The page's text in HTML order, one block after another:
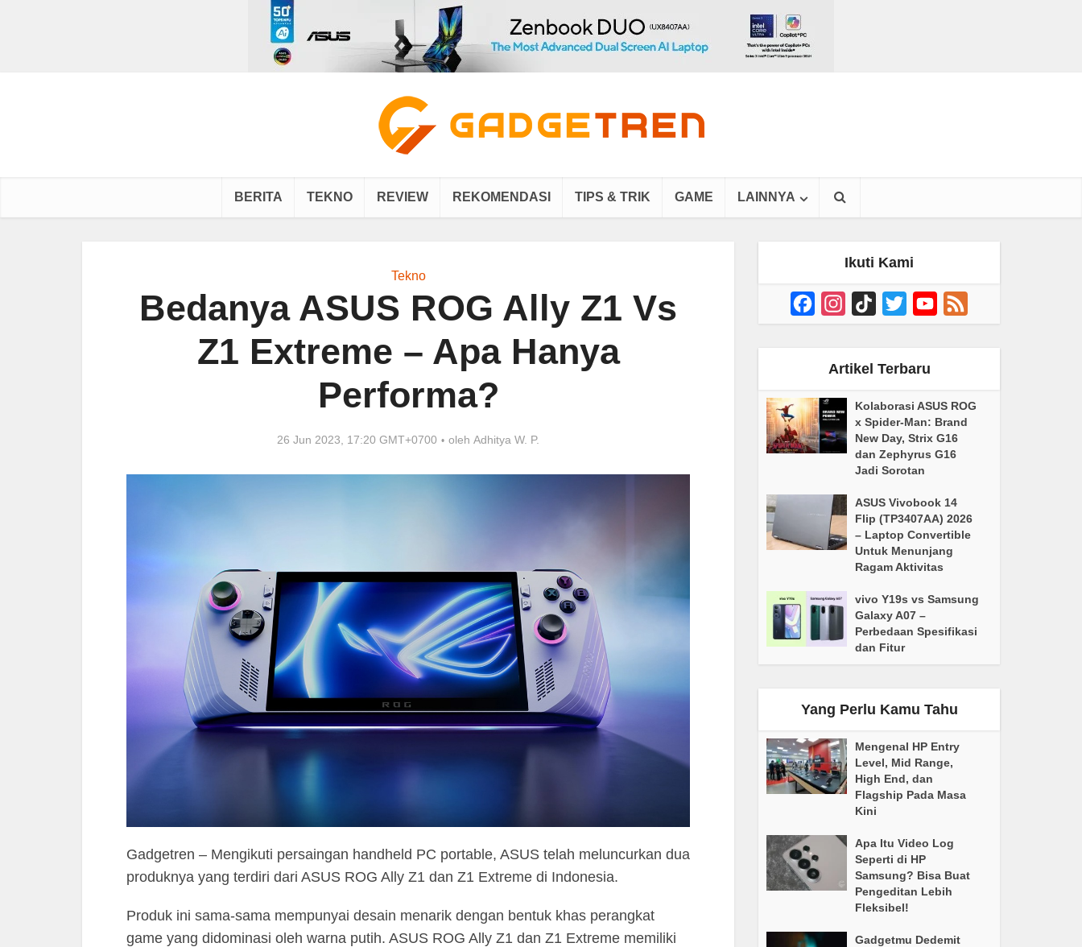
BERITA TEKNO REVIEW REKOMENDASI TIPS & TRIK GAME LAINNYA
Tekno
Bedanya ASUS ROG Ally Z1 Vs
Z1 Extreme – Apa Hanya
Performa?
26 Jun 2023, 17:20 GMT+0700 oleh Adhitya W. P.
Gadgetren – Mengikuti persaingan handheld PC portable, ASUS telah meluncurkan dua
produknya yang terdiri dari ASUS ROG Ally Z1 dan Z1 Extreme di Indonesia.
Produk ini sama-sama mempunyai desain menarik dengan bentuk khas perangkat
game yang didominasi oleh warna putih. ASUS ROG Ally Z1 dan Z1 Extreme memiliki
Ikuti Kami
FacebookInstagram
TikTok Twitter YouTube
Channel
Artikel Terbaru
Kolaborasi ASUS ROG
x Spider-Man: Brand
New Day, Strix G16
dan Zephyrus G16
Jadi Sorotan
ASUS Vivobook 14
Flip (TP3407AA) 2026
– Laptop Convertible
Untuk Menunjang
Ragam Aktivitas
vivo Y19s vs Samsung
Galaxy A07 –
Perbedaan Spesifikasi
dan Fitur
Yang Perlu Kamu Tahu
Mengenal HP Entry
Level, Mid Range,
High End, dan
Flagship Pada Masa
Kini
Apa Itu Video Log
Seperti di HP
Samsung? Bisa Buat
Pengeditan Lebih
Fleksibel!
Gadgetmu Dedemit